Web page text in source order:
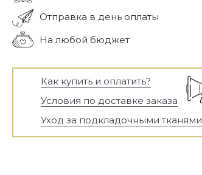
Отправка в день оплаты
На любой бюджет
Как купить и оплатить?
Условия по доставке заказа
Уход за подкладочными тканями